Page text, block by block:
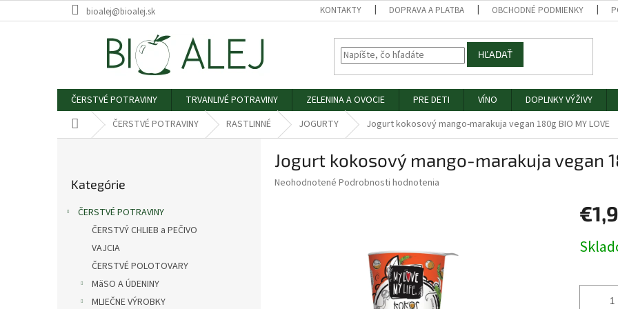
na
bioalej@bioalej.sk KONTAKTY DOPRAVA A PLATBA OBCHODNÉ PODMIENKY
HĽADAŤ
ČERSTVÉ POTRAVINY TRVANLIVÉ POTRAVINY ZELENINA A OVOCIE PRE DETI VÍNO DOPLNKY VÝŽIVY
Domov ČERSTVÉ POTRAVINY RASTLINNÉ JOGURTY Jogurt kokosový mango-marakuja vegan 180g BIO MY LOVE
kategórie
Kategórie
ČERSTVÉ POTRAVINY
ČERSTVÝ CHLIEB a PEČIVO
VAJCIA
ČERSTVÉ POLOTOVARY
MäSO A ÚDENINY
MLIEČNE VÝROBKY
Jogurt kokosový mango-marakuja vegan
Priemerné
Neohodnotené Podrobnosti hodnotenia
cena: